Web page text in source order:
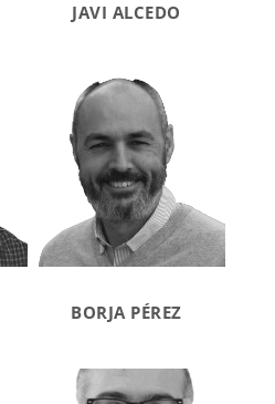
JAVI ALCEDO
BORJA PÉREZ